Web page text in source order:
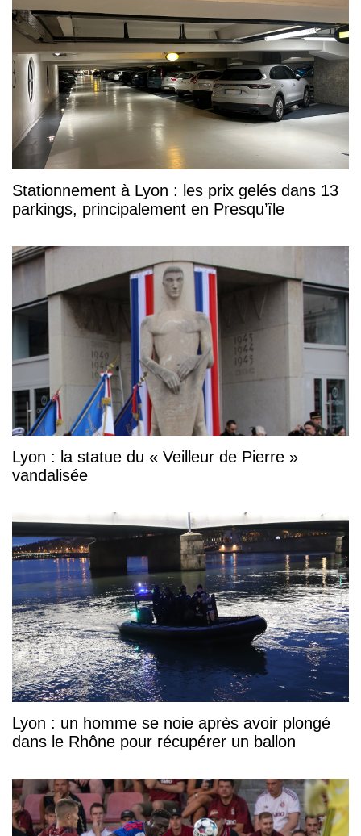
Stationnement à Lyon : les prix gelés dans 13
parkings, principalement en Presqu’île
Lyon : la statue du « Veilleur de Pierre »
vandalisée
Lyon : un homme se noie après avoir plongé
dans le Rhône pour récupérer un ballon